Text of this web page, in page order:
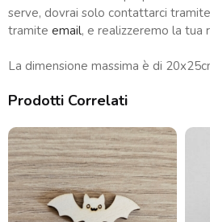
serve, dovrai solo contattarci
tramite email, e realizzeremo la tua
La dimensione massima è di
Prodotti Correlati